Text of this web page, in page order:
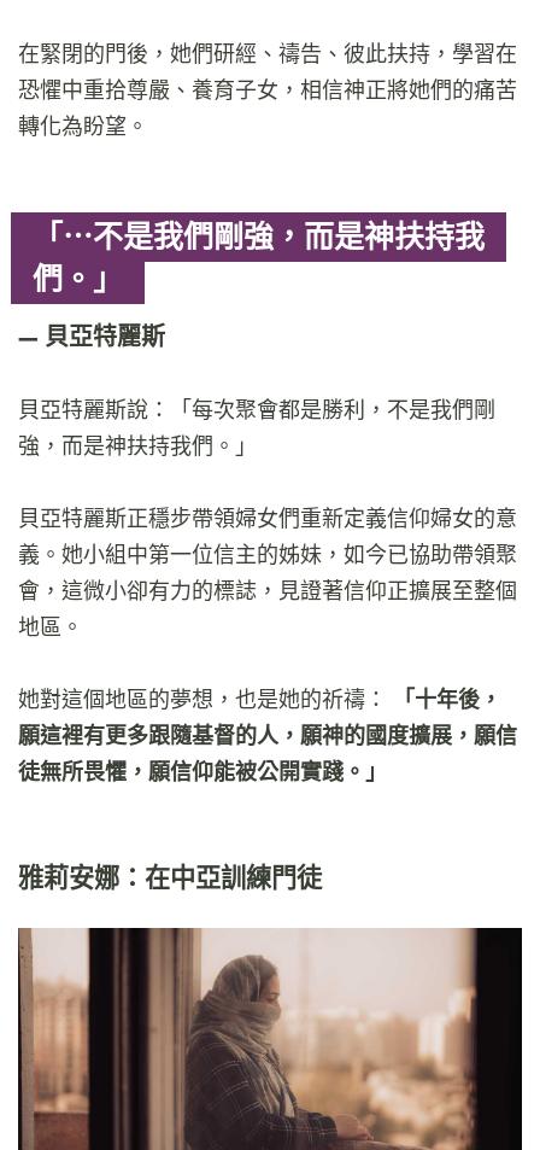
在緊閉的門後，她們研經、禱告、彼此扶持，學習在
恐懼中重拾尊嚴、養育子女，相信神正將她們的痛苦
轉化為盼望。
「⋯不是我們剛強，而是神扶持我
們。」
貝亞特麗斯
貝亞特麗斯說：「每次聚會都是勝利，不是我們剛
強，而是神扶持我們。」
貝亞特麗斯正穩步帶領婦女們重新定義信仰婦女的意
義。她小組中第一位信主的姊妹，如今已協助帶領聚
會，這微小卻有力的標誌，見證著信仰正擴展至整個
地區。
她對這個地區的夢想，也是她的祈禱：
「十年後，
願這裡有更多跟隨基督的人，願神的國度擴展，願信
徒無所畏懼，願信仰能被公開實踐。」
雅莉安娜：在中亞訓練門徒